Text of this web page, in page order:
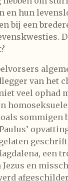
en hun
bij een
van het
veel ophad
sommigen
een
Jezus en